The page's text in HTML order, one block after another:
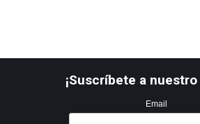
¡Suscríbete a
Email